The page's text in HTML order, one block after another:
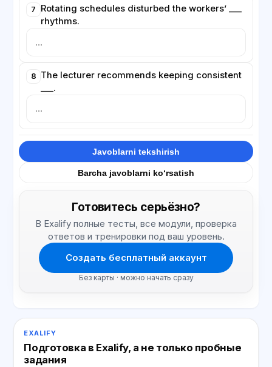
7
Rotating schedules disturbed the workers’ ___
rhythms.
8 The lecturer recommends keeping consistent
___.
Javoblarni tekshirish
Barcha javoblarni ko‘rsatish
Готовитесь серьёзно?
В Exalify полные тесты, все модули, проверка
ответов и тренировки под ваш уровень.
Создать бесплатный аккаунт
Без карты · можно начать сразу
EXALIFY
Подготовка в Exalify, а не только пробные
задания